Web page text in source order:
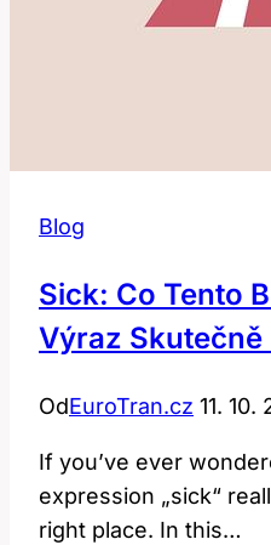
Blog
Sick: Co Tento
Výraz Skutečně
OdEuroTran.cz 11. 10.
If you’ve ever
expression „sick“
right place. In this…